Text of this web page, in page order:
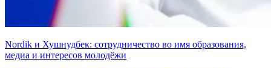
Nordik и Хушнудбек: сотрудничество во имя образования,
медиа и интересов молодёжи